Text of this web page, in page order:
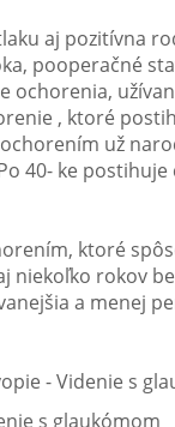
aj pozitívna
pooperačné
ochorenia,
, ktoré
už
40- ke postihuje
ktoré
niekoľko rokov
a menej
s glaukómom